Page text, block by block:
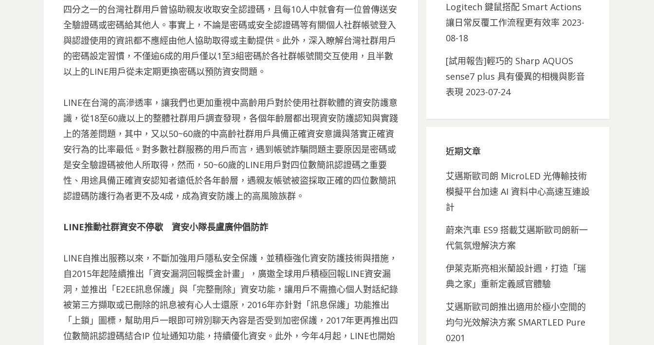
四分之一的台灣社群用戶曾協助親友收取安全認證碼，且每10人中就會有一位曾傳送安
全驗證碼或密碼給其他人。事實上，不論是密碼或安全認證碼等有關個人社群帳號登入
與認證使用的資訊都不應經由他人協助取得或主動提供。此外，深入瞭解台灣社群用戶
的密碼設定習慣，不僅逾6成的用戶僅以1至3組密碼於各社群帳號間交互使用，且半數
以上的LINE用戶從未定期更換密碼以預防資安問題。
LINE在台灣的高滲透率，讓我們也更加重視中高齡用戶對於使用社群軟體的資安防護意
識，從18至60歲以上的整體社群用戶調查發現，各個年齡層都出現資安防護認知與實踐
上的落差問題，其中，又以50~60歲的中高齡社群用戶具備正確資安意識與落實正確資
安行為的比率最低。對多數社群服務的用戶而言，遇到帳號詐騙問題主要原因是密碼或
是安全驗證碼被他人所取得，然而，50~60歲的LINE用戶對四位數簡訊認證碼之重要
性、用途具備正確資安認知者遠低於各年齡層，遇親友帳號被盜採取正確的四位數簡訊
認證碼防護行為者更不及4成，成為資安防護上的高風險族群。
LINE推動社群資安不停歇 資安小隊長盧廣仲倡防詐
LINE自推出服務以來，不斷加強用戶隱私安全保護，並積極強化資安防護技術與措施，
自2015年起陸續推出「資安漏洞回報獎金計畫」，廣邀全球用戶積極回報LINE資安漏
洞，並推出「E2EE訊息保護」與「完整刪除」資安功能，讓用戶不需擔心個人對話紀錄
被第三方擷取或已刪除的訊息被有心人士還原，2016年亦針對「訊息保護」功能推出
「上鎖」圖標，幫助用戶一眼即可辨別聊天內容是否受到加密保護，2017年更再推出四
位數簡訊認證碼結合IP 位址通知功能，持續優化資安。此外，今年4月起，LINE也開始
Logitech 鍵鼠搭配 Smart Actions
讓日常反覆工作流程更有效率 2023-
08-18
[試用報告]輕巧的 Sharp AQUOS
sense7 plus 具有優異的相機與影音
表現 2023-07-24
近期文章
艾邁斯歐司朗 MicroLED 光傳輸技術
模擬平台加速 AI 資料中心高速互連設
計
蔚來汽車 ES9 搭載艾邁斯歐司朗新一
代氣氛燈解決方案
伊萊克斯亮相米蘭設計週，打造「瑞
典之家」重新定義感官體驗
艾邁斯歐司朗推出適用於極小空間的
均勻光效解決方案 SMARTLED Pure
0201